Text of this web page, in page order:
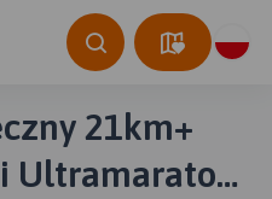
21km+
Ultramaraton